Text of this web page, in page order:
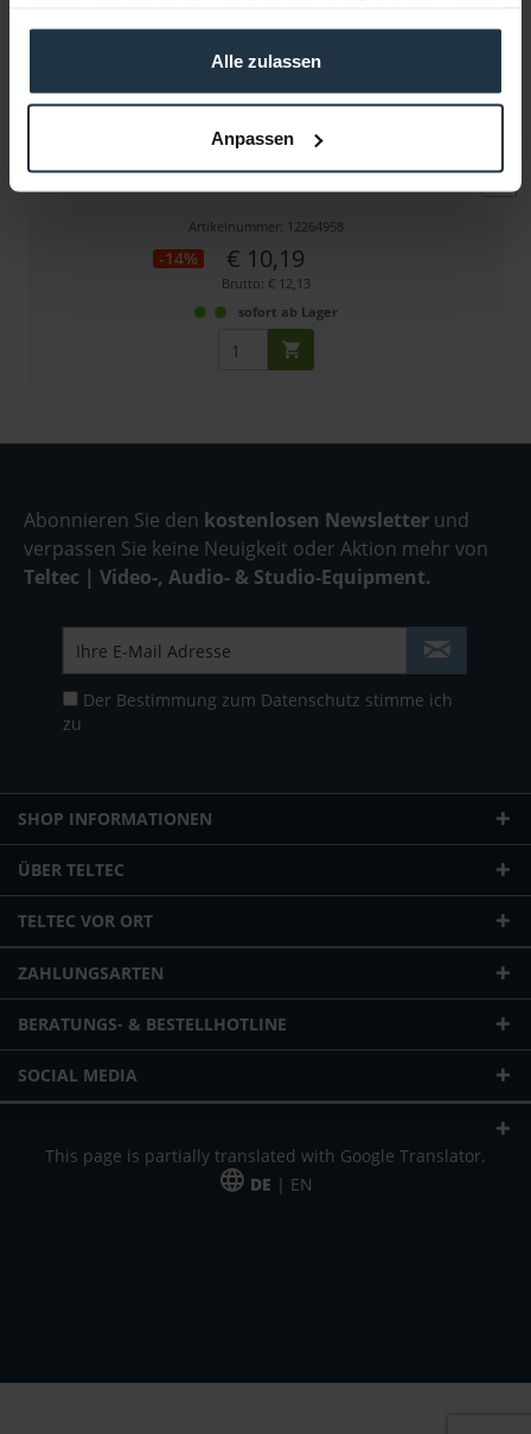
gesammelt haben.
Alle zulassen
Anpassen
BNC Kabel Stecker / Stecker, male, 0,6 Meter
Artikelnummer: 12264958
-14% € 10,19
Brutto: € 12,13
sofort ab Lager
Abonnieren Sie den kostenlosen Newsletter und
verpassen Sie keine Neuigkeit oder Aktion mehr von
Teltec | Video-, Audio- & Studio-Equipment.
Der Bestimmung zum Datenschutz stimme ich
zu
SHOP INFORMATIONEN
ÜBER TELTEC
TELTEC VOR ORT
ZAHLUNGSARTEN
BERATUNGS- & BESTELLHOTLINE
SOCIAL MEDIA
This page is partially translated with Google Translator.
DE | EN